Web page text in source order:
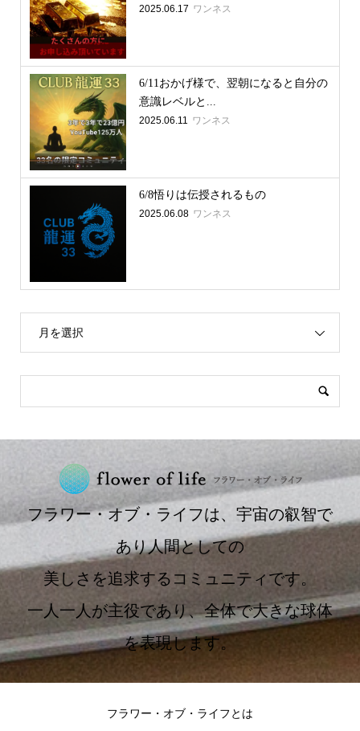
2025.06.17 ワンネス
6/11おかげ様で、翌朝になると自分の
意識レベルと...
2025.06.11 ワンネス
6/8悟りは伝授されるもの
2025.06.08 ワンネス
月を選択
フラワー・オブ・ライフは、宇宙の叡智で
あり人間としての
美しさを追求するコミュニティです。
一人一人が主役であり、全体で大きな球体
を表現します。
フラワー・オブ・ライフとは